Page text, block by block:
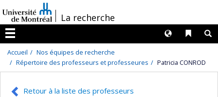
au
contenu
/La recherche
Menu
Liens
Langues
Accueil
Nos équipes de recherche
Répertoire des professeurs et professeures
Patricia CONROD
Retour à la liste des professeurs